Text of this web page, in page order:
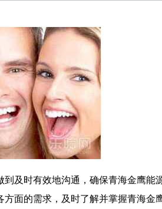
及时有效地沟通，确保青海金鹰能
面的需求，及时了解并掌握青海金